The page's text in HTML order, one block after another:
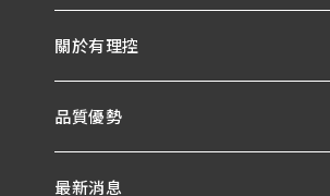
關於有理控
品質優勢
最新消息